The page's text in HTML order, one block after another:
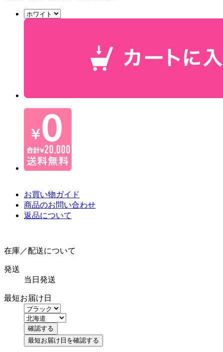
お買い物ガイド
商品のお問い合わせ
返品について
在庫／配送について
発送
当日発送
最短お届け日